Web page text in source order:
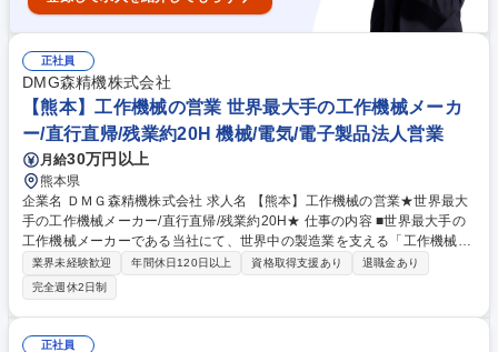
正社員
DMG森精機株式会社
【熊本】工作機械の営業 世界最大手の工作機械メーカ
ー/直行直帰/残業約20H 機械/電気/電子製品法人営業
月給30万円以上
熊本県
企業名 ＤＭＧ森精機株式会社 求人名 【熊本】工作機械の営業★世界最大
手の工作機械メーカー/直行直帰/残業約20H★ 仕事の内容 ■世界最大手の
工作機械メーカーである当社にて、世界中の製造業を支える「工作機械
（マザーマシン）」の提案営業をご担当いただきます。当社では全国をエ
リアを分けており、担当エリアのお客様へ営業を行います。 【営業内容】
既存のお客様のお取引と新規顧客の開拓があり、直接取引のほか、販売
店・代理店を介して行う場合もあります。 【顧客領域】自動車や半導体、
建設機、航空機、金型、医療など多岐に渡り、商談では数千万～数億円規
業界未経験歓迎 年間休日120日以上 資格取得支援あり
退職金あり
完全週休2日制
正社員